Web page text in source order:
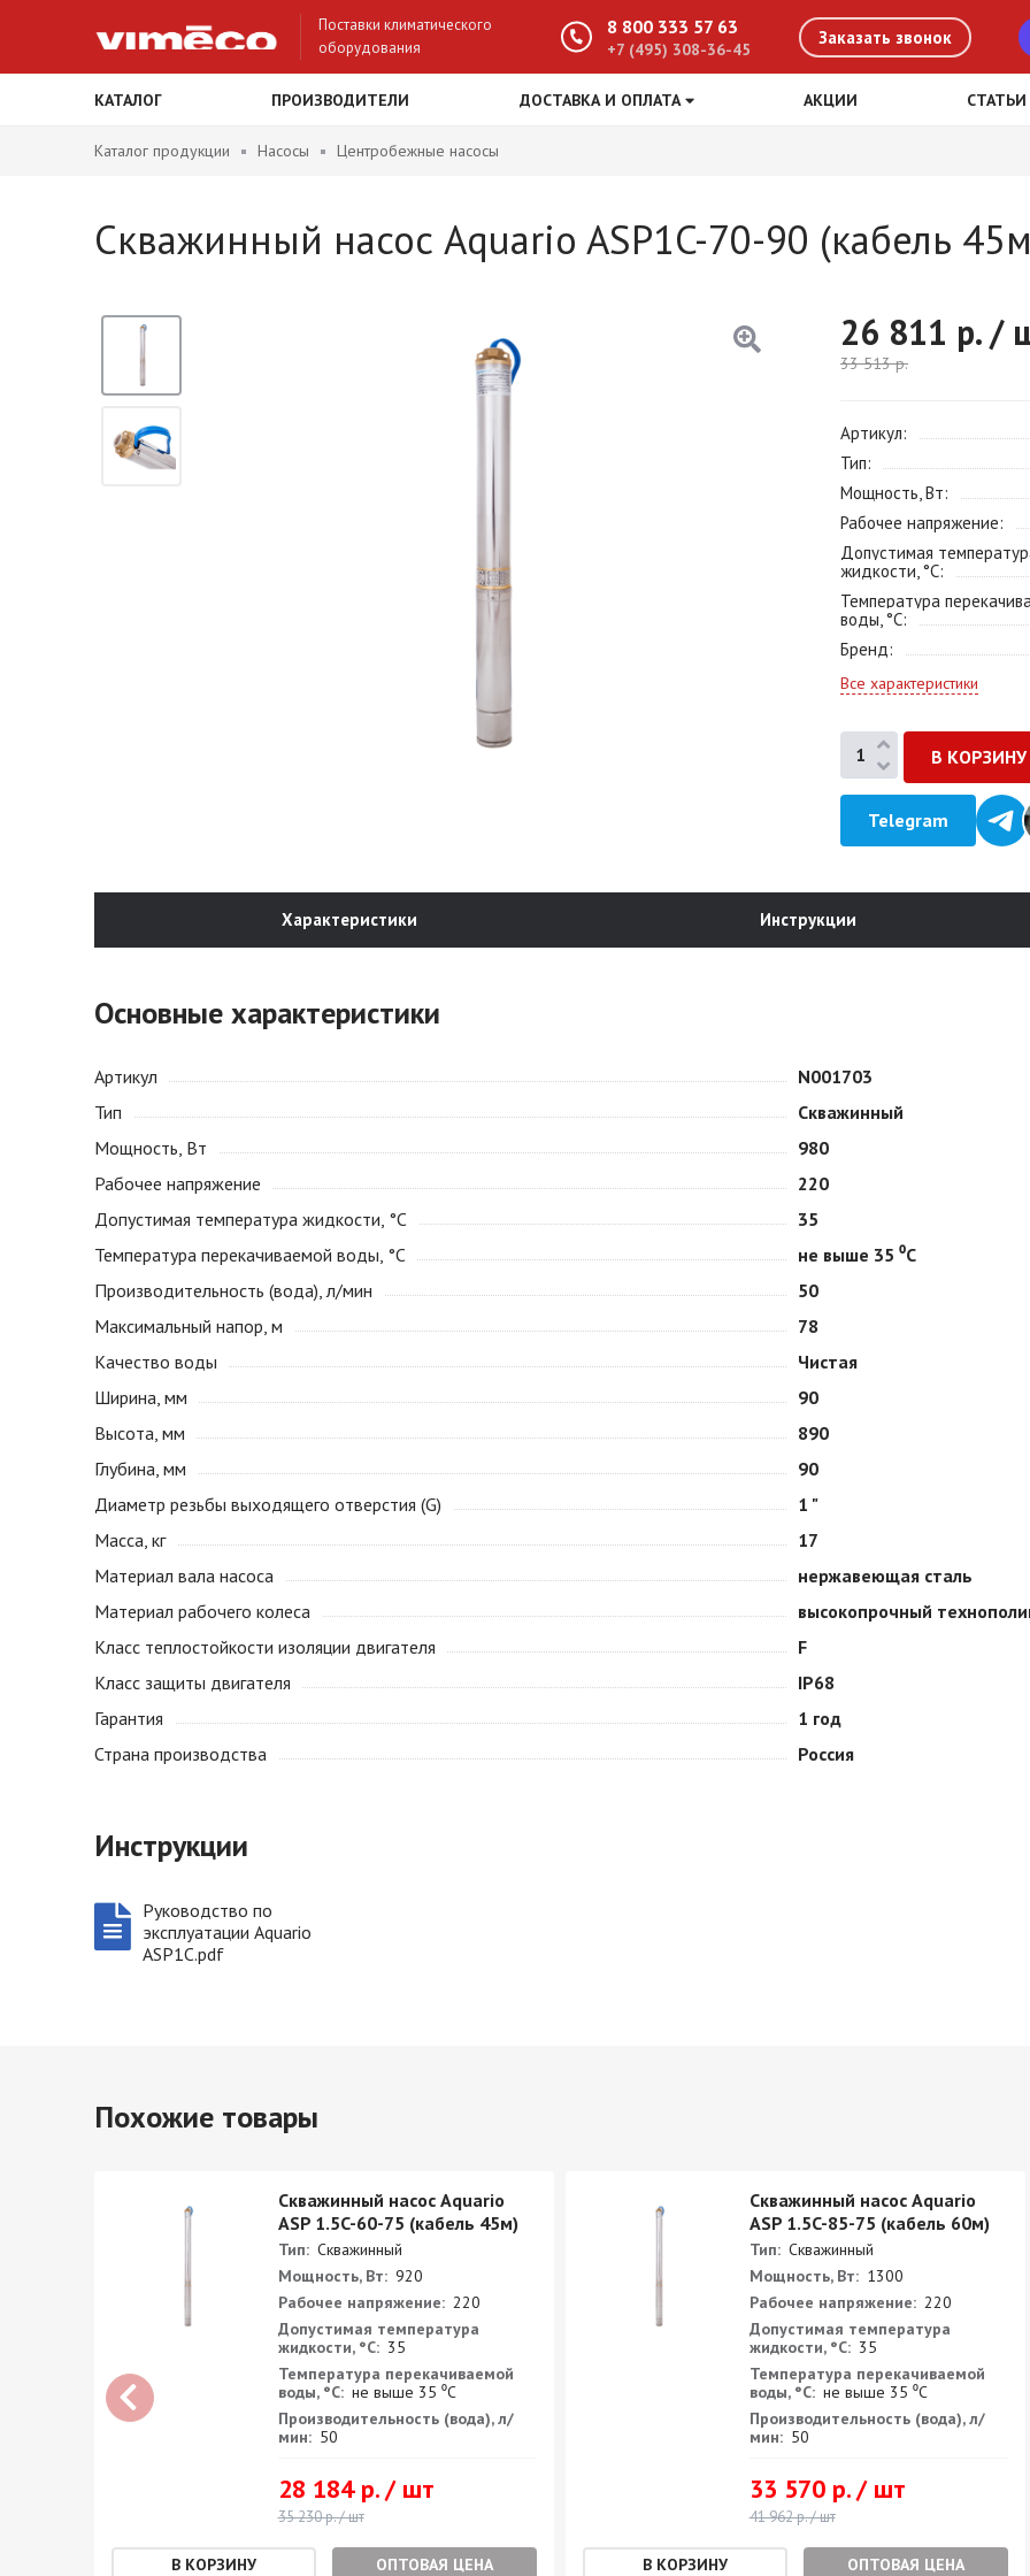
Поставки климатического
оборудования
8 800 333 57 63
+7 (495) 308-36-45
Заказать звонок
КАТАЛОГ ПРОИЗВОДИТЕЛИ ДОСТАВКА И ОПЛАТА АКЦИИ СТАТЬИ
Каталог продукции Насосы Центробежные насосы
Скважинный насос Aquario ASP1C-70-90 (кабель
26 811 р. /
33 513р.
Артикул
Тип
Мощность, Вт
Рабочее напряжение
Допустимая
жидкости, °С
Температура
воды, °С
Бренд
Все характеристики
Telegram
Характеристики Инструкции
Основные характеристики
Артикул
N001703
Тип
Скважинный
Мощность, Вт
980
Рабочее напряжение
220
Допустимая температура жидкости, °С
35
Температура перекачиваемой воды, °С
не выше 35 ⁰С
Производительность (вода), л/мин
50
Максимальный напор, м
78
Качество воды
Чистая
Ширина, мм
90
Высота, мм
890
Глубина, мм
90
Диаметр резьбы выходящего отверстия (G)
1 "
Масса, кг
17
Материал вала насоса
нержавеющая сталь
Материал рабочего колеса
высокопрочный
Класс теплостойкости изоляции двигателя
F
Класс защиты двигателя
IP68
Гарантия
1 год
Страна производства
Россия
Инструкции
Руководство по
эксплуатации Aquario
ASP1C.pdf
Похожие товары
Скважинный насос Aquario
ASP 1.5C-60-75 (кабель 45м)
Тип: Скважинный
Мощность, Вт: 920
Рабочее напряжение: 220
Допустимая температура
жидкости, °С: 35
Температура перекачиваемой
воды, °С: не выше 35 ⁰С
Производительность (вода), л/
мин: 50
28 184 р. / шт
35 230 р. / шт
ОПТОВАЯ ЦЕНА
Скважинный насос Aquario
ASP 1.5C-85-75 (кабель 60м)
Тип: Скважинный
Мощность, Вт: 1300
Рабочее напряжение: 220
Допустимая температура
жидкости, °С: 35
Температура перекачиваемой
воды, °С: не выше 35 ⁰С
Производительность (вода), л/
мин: 50
33 570 р. / шт
41 962 р. / шт
ОПТОВАЯ ЦЕНА